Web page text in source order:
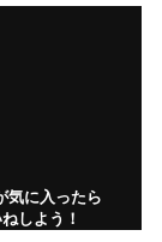
気に入ったら
しよう！